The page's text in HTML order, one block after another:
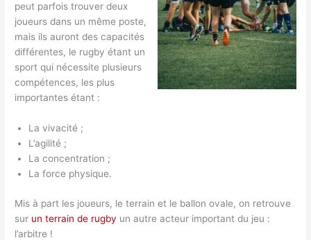
peut parfois trouver deux
joueurs dans un même poste,
mais ils auront des capacités
différentes, le rugby étant un
sport qui nécessite plusieurs
compétences, les plus
importantes étant :
La vivacité ;
L’agilité ;
La concentration ;
La force physique.
Mis à part les joueurs, le terrain et le ballon ovale, on retrouve
sur un terrain de rugby un autre acteur important du jeu :
l’arbitre !